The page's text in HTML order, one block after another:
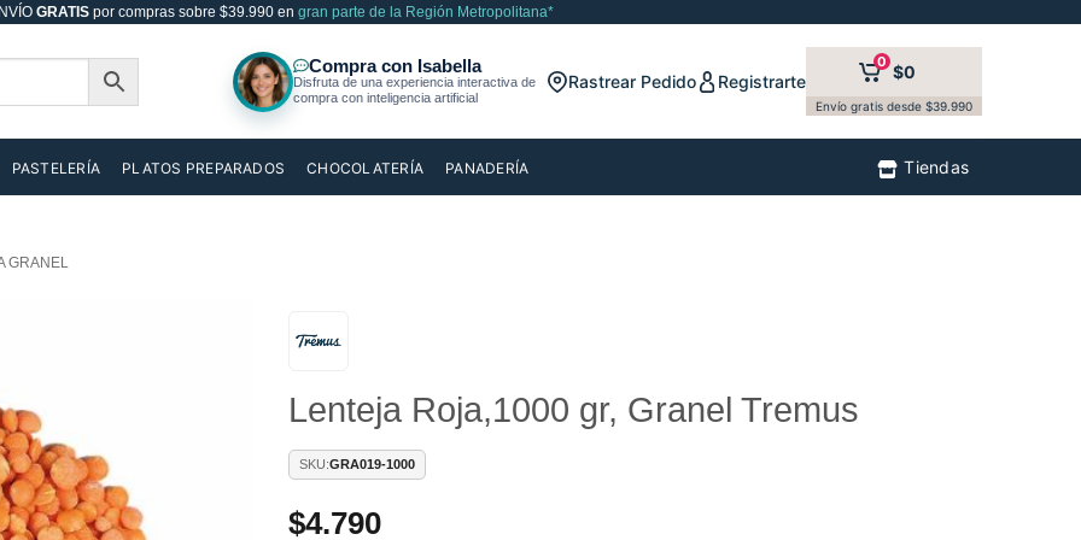
GRATISpor compras sobre $39.990 en gran parte de la Región Metropolitana*
Rastrear Pedido Registrarte
0 $0
Envío gratis desde $39.990
PASTELERÍA PLATOS PREPARADOS CHOCOLATERÍA PANADERÍA Tiendas
GRANEL
Lenteja Roja,1000 gr, Granel Tremus
SKU:GRA019-1000
$4.790